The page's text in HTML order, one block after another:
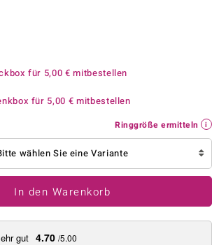
für 5,00 € mitbestellen
für 5,00 € mitbestellen
Ringgröße ermitteln
wählen Sie eine Variante
In den Warenkorb
gut 4.70 /5.00